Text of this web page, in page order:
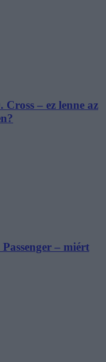
– ez lenne az
– miért